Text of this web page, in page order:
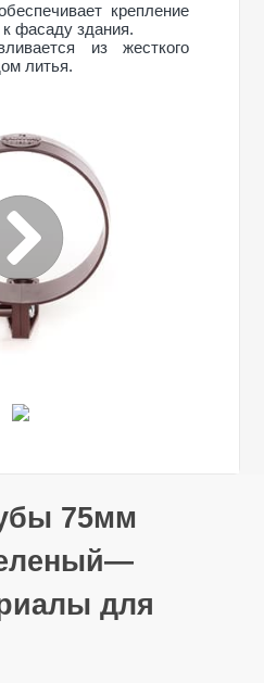
крепление
фасаду здания.
из жесткого
литья.
90/75 мм
ПВХ (PVC-U)
отзыв
75мм
для